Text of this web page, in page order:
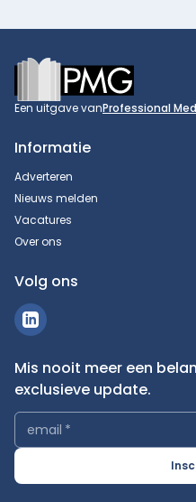
Footer
Een uitgave vanProfessional
Informatie
Adverteren
Nieuws melden
Vacatures
Over ons
Volg ons
Mis nooit meer een
exclusieve update.
email *